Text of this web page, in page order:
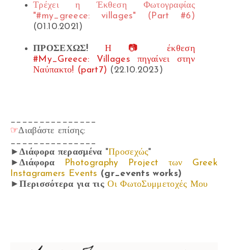
Τρέχει η Έκθεση Φωτογραφίας
"#my_greece: villages" (Part #6)
(01.10.2021)
ΠΡΟΣΕΧΩΣ!
Η 📷 έκθεση
#My_Greece: Villages πηγαίνει στην
Ναύπακτο! (part7) (22.10.2023)
_______________
☞Διαβάστε επίσης:
_______________
►Διάφορα περασμένα "Προσεχώς"
►Διάφορα
Photography Project των Greek
Instagramers Events (gr_events works)
►Περισσότερα για τιςΟι ΦωτοΣυμμετοχές Μου